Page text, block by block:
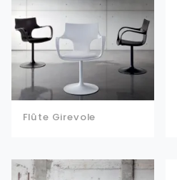
Flûte Girevole